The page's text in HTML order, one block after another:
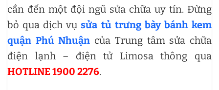
cần đến một đội ngũ sửa chữa uy tín. Đừng
bỏ qua dịch vụsửa tủ trưng bày bánh kem
quận Phú Nhuận của Trung tâm sửa chữa
điện lạnh – điện tử Limosa thông qua
HOTLINE 1900 2276.